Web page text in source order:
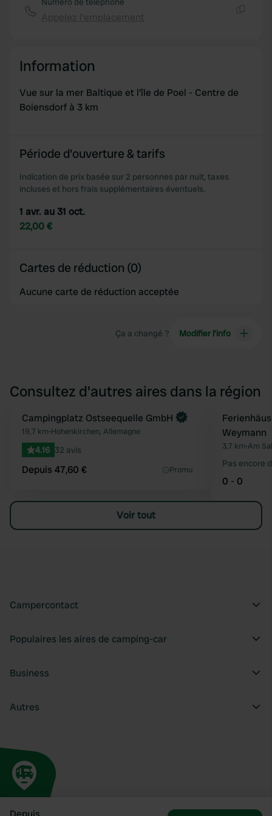
Information
Vue sur la mer Baltique et l'île de Poel - Centre de
Boiensdorf à 3 km
Période d'ouverture & tarifs
Indication de prix basée sur 2 personnes par nuit, taxes
incluses et hors frais supplémentaires éventuels.
1 avr. au 31 oct.
22,00 €
Cartes de réduction (0)
Aucune carte de réduction acceptée
Ça a changé ? Modifier l’info
Consultez d'autres aires dans la région
Préféré
Reserve maintenant
Campingplatz Ostseequelle GmbH
19,7 km•Hohenkirchen, Allemagne
4.16 32 avis
Depuis 47,60 € Promu
Weymann
3,7 km•Am
Pas encore
0 - 0
Voir tout
Campercontact
Populaires les aires de camping-car
Business
Autres